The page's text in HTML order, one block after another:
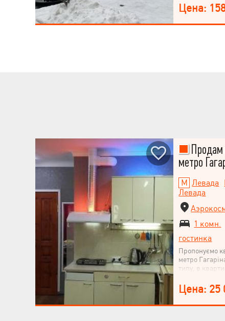
кирпича,
три минуты
Цена:
Продам
метро
Левада
Левада
1 комн.
гостинка
Пропонуємо
метро
типу, в
площа
засклений
стан,
Цена: 25